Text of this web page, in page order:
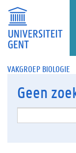
VAKGROEP BIOLOGIE
Geen